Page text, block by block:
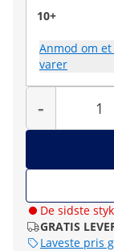
10+
Anmod om
varer
-
De sidste
GRATIS
Laveste pris